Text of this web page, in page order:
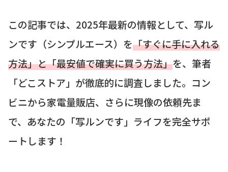
この記事では、2025年最新の情報として、写ル
ンです（シンプルエース）を「すぐに手に入れる
方法」と「最安値で確実に買う方法」を、筆者
「どこストア」が徹底的に調査しました。コン
ビニから家電量販店、さらに現像の依頼先ま
で、あなたの「写ルンです」ライフを完全サポ
ートします！